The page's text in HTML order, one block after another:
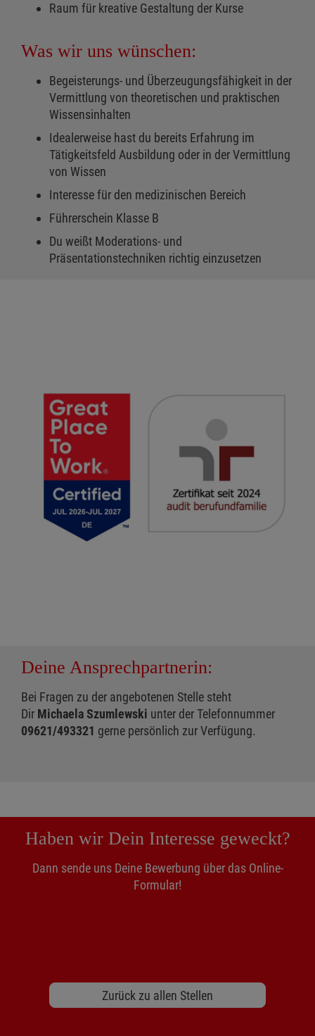
Raum für kreative Gestaltung der Kurse
Was wir uns wünschen:
Begeisterungs- und Überzeugungsfähigkeit in der
Vermittlung von theoretischen und praktischen
Wissensinhalten
Idealerweise hast du bereits Erfahrung im
Tätigkeitsfeld Ausbildung oder in der Vermittlung
von Wissen
Interesse für den medizinischen Bereich
Führerschein Klasse B
Du weißt Moderations- und
Präsentationstechniken richtig einzusetzen
Deine Ansprechpartnerin:
Bei Fragen zu der angebotenen Stelle steht
Dir Michaela Szumlewski unter der Telefonnummer
09621/493321 gerne persönlich zur Verfügung.
Haben wir Dein Interesse geweckt?
Dann sende uns Deine Bewerbung über das Online-
Formular!
Zurück zu allen Stellen